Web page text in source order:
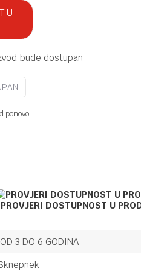
U
bude dostupan
ponovo
PROVJERI DOSTUPNOST U
3 DO 6 GODINA